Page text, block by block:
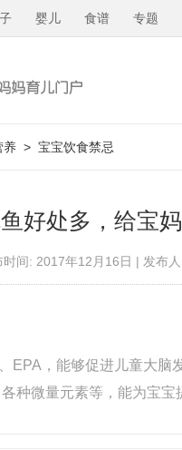
婴儿 食谱 专题
养 > 宝宝饮食禁忌
好处多，给宝
时间: 2017年12月16日 | 发布
EPA，能够促进儿童大脑
种微量元素等，能为宝宝